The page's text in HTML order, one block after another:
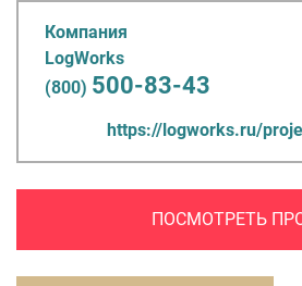
Компания
LogWorks
(800) 500-83-43
https://logworks.ru/
ПОСМОТРЕТЬ